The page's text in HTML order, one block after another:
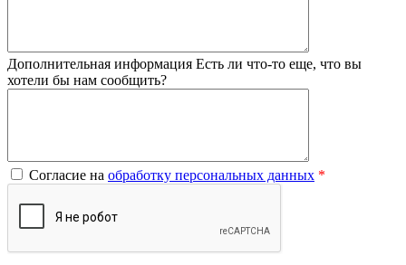
Дополнительная информация Есть ли что-то еще, что вы
хотели бы нам сообщить?
Согласие на обработку персональных данных *